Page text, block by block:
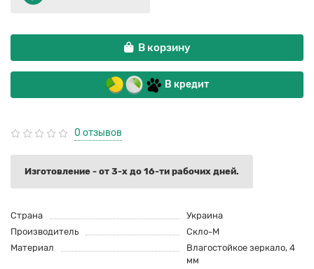
В корзину
В кредит
0 отзывов
Изготовление - от 3-х до 16-ти рабочих дней.
Страна
Украина
Производитель
Скло-М
Материал
Влагостойкое зеркало, 4
мм